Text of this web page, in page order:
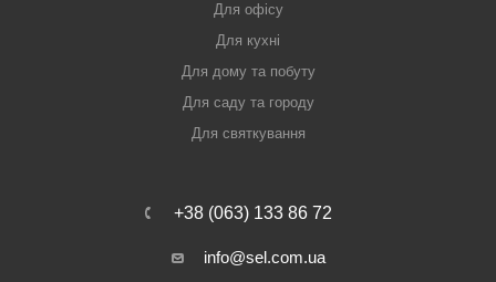
Для офісу
Для кухні
Для дому та побуту
Для саду та городу
Для святкування
+38 (063) 133 86 72
info@sel.com.ua